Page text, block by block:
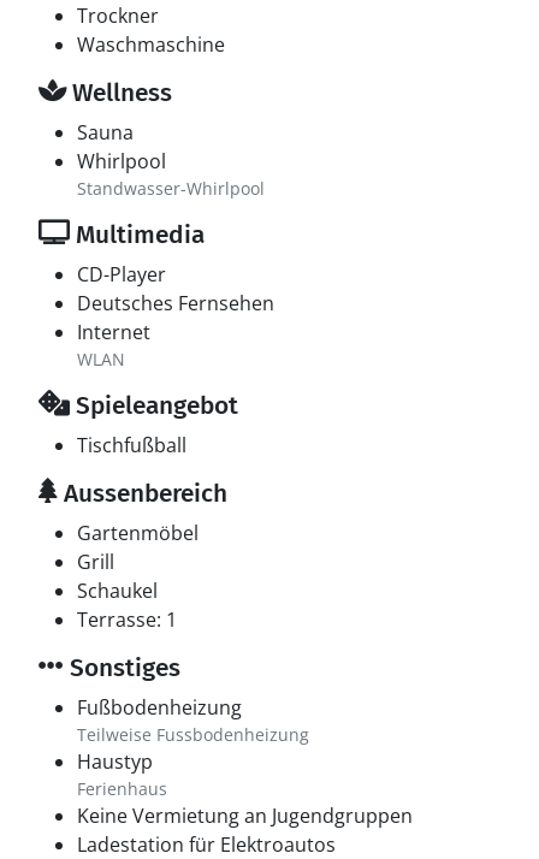
Trockner
Waschmaschine
Wellness
Sauna
Whirlpool
Standwasser-Whirlpool
Multimedia
CD-Player
Deutsches Fernsehen
Internet
WLAN
Spieleangebot
Tischfußball
Aussenbereich
Gartenmöbel
Grill
Schaukel
Terrasse: 1
Sonstiges
Fußbodenheizung
Teilweise Fussbodenheizung
Haustyp
Ferienhaus
Keine Vermietung an Jugendgruppen
Ladestation für Elektroautos